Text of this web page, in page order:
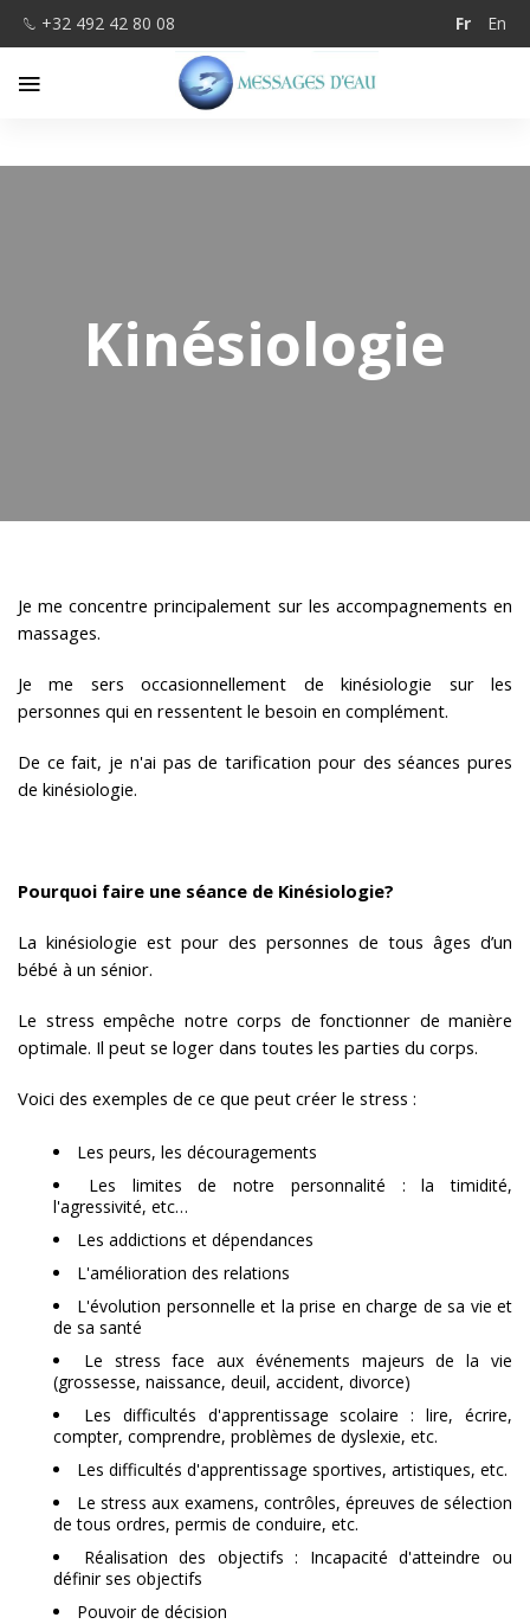
+32 492 42 80 08 Fr En
Kinésiologie
Je me concentre principalement sur les accompagnements en
massages.
Je me sers occasionnellement de kinésiologie sur les
personnes qui en ressentent le besoin en complément.
De ce fait, je n'ai pas de tarification pour des séances pures
de kinésiologie.
Pourquoi faire une séance de Kinésiologie?
La kinésiologie est pour des personnes de tous âges d’un
bébé à un sénior.
Le stress empêche notre corps de fonctionner de manière
optimale. Il peut se loger dans toutes les parties du corps.
Voici des exemples de ce que peut créer le stress :
Les peurs, les découragements
Les limites de notre personnalité : la timidité,
l'agressivité, etc…
Les addictions et dépendances
L'amélioration des relations
L'évolution personnelle et la prise en charge de sa vie et
de sa santé
Le stress face aux événements majeurs de la vie
(grossesse, naissance, deuil, accident, divorce)
Les difficultés d'apprentissage scolaire : lire, écrire,
compter, comprendre, problèmes de dyslexie, etc.
Les difficultés d'apprentissage sportives, artistiques, etc.
Le stress aux examens, contrôles, épreuves de sélection
de tous ordres, permis de conduire, etc.
Réalisation des objectifs : Incapacité d'atteindre ou
définir ses objectifs
Pouvoir de décision